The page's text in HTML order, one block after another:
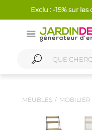
Exclu : -15% sur
MEUBLES MOBILIER